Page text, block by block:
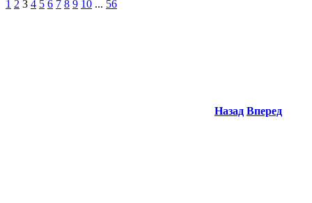
1 2 3 4 5 6 7 8 9 10 ... 56
Назад Вперед